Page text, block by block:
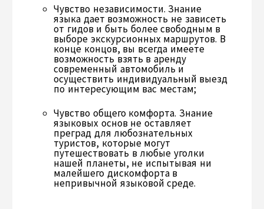
Чувство независимости. Знание
языка дает возможность не зависеть
от гидов и быть более свободным в
выборе экскурсионных маршрутов. В
конце концов, вы всегда имеете
возможность взять в аренду
современный автомобиль и
осуществить индивидуальный выезд
по интересующим вас местам;
Чувство общего комфорта. Знание
языковых основ не оставляет
преград для любознательных
туристов, которые могут
путешествовать в любые уголки
нашей планеты, не испытывая ни
малейшего дискомфорта в
непривычной языковой среде.